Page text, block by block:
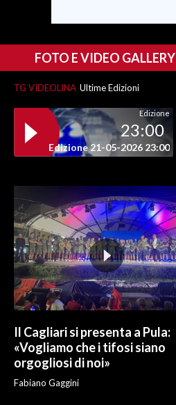
NOTIZIE
#CARAUNIONE
3 MINUTI CON
INFO AZIENDE
ABBONATI
ANNUNCI
NECROLOGI
PUBBLICITÀ
STORE
FOTO E VIDEO GALLERY
TG VIDEOLINA Ultime Edizioni
Edizione
23:00
Edizione 21-05-2026 23:00
Il Cagliari si presenta a Pula:
«Vogliamo che i tifosi siano
orgogliosi di noi»
Fabiano Gaggini